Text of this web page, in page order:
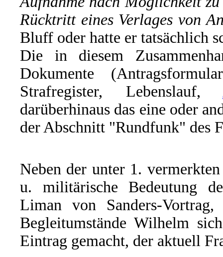
Rücktritt eines Verlages von
Bluff oder hatte er tatsächlich
Die in diesem
Dokumente
Strafregister, Lebenslauf,
darüberhinaus das eine oder
der Abschnitt "Rundfunk" des
Neben der unter 1.
u. militärische Bedeutung
Liman von Sanders-
Begleitumstände Wilhelm
Eintrag gemacht, der aktuell